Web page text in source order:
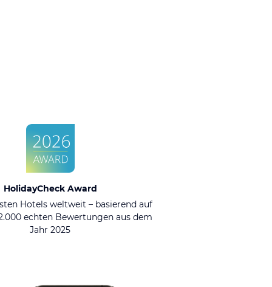
HolidayCheck Award
Hotels weltweit – basierend auf
echten Bewertungen aus dem
Jahr 2025